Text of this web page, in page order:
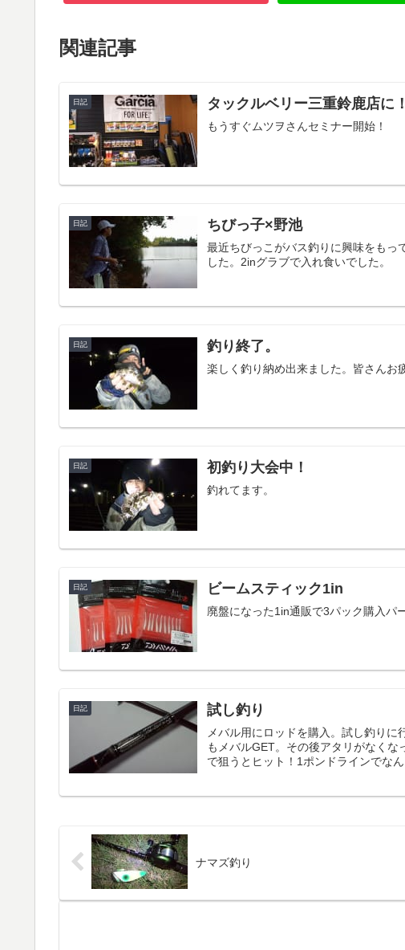
関連記事
日記 タックルベリー三重鈴鹿店に！
もうすぐムツヲさんセミナー開始！
日記 ちびっ子×野池
最近ちびっこがバス釣りに興味をも
した。2inグラブで入れ食いでした。
日記 釣り終了。
楽しく釣り納め出来ました。皆さんお
日記 初釣り大会中！
釣れてます。
日記 ビームスティック1in
廃盤になった1in通販で3パック購入パ
日記 試し釣り
メバル用にロッドを購入。試し釣り
もメバルGET。その後アタリがなく
で狙うとヒット！1ポンドラインでな
ナマズ釣り